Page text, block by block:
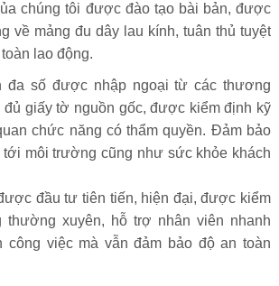
chúng tôi được đào tạo bài bản, được
về mảng đu dây lau kính, tuân thủ tuyệt
lao động.
đa số được nhập ngoại từ các thương
đủ giấy tờ nguồn gốc, được kiểm định kỹ
chức năng có thẩm quyền. Đảm bảo
môi trường cũng như sức khỏe khách
đầu tư tiên tiến, hiện đại, được kiểm
thường xuyên, hỗ trợ nhân viên nhanh
công việc mà vẫn đảm bảo độ an toàn